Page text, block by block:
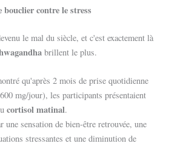
bouclier contre le stress
le mal du siècle, et c'est exactement là
brillent le plus.
qu'après 2 mois de prise quotidienne
mg/jour), les participants présentaient
cortisol matinal.
une sensation de bien-être retrouvée, une
stressantes et une diminution de